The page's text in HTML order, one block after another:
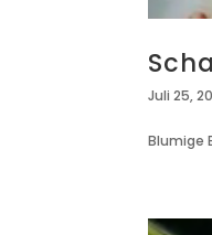
Juli 25,
Blumige